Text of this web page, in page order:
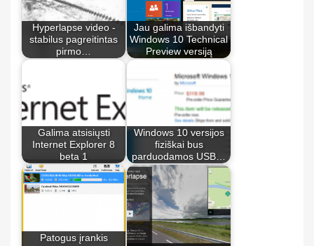
Hyperlapse video -
stabilus pagreitintas
pirmo…
Jau galima išbandyti
Windows 10 Technical
Preview versiją
Galima atsisiųsti
Internet Explorer 8
beta 1
Windows 10 versijos
fiziškai bus
parduodamos USB…
Patogus įrankis